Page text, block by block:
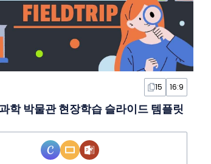
15 16:9
학 박물관 현장학습 슬라이드 템플릿